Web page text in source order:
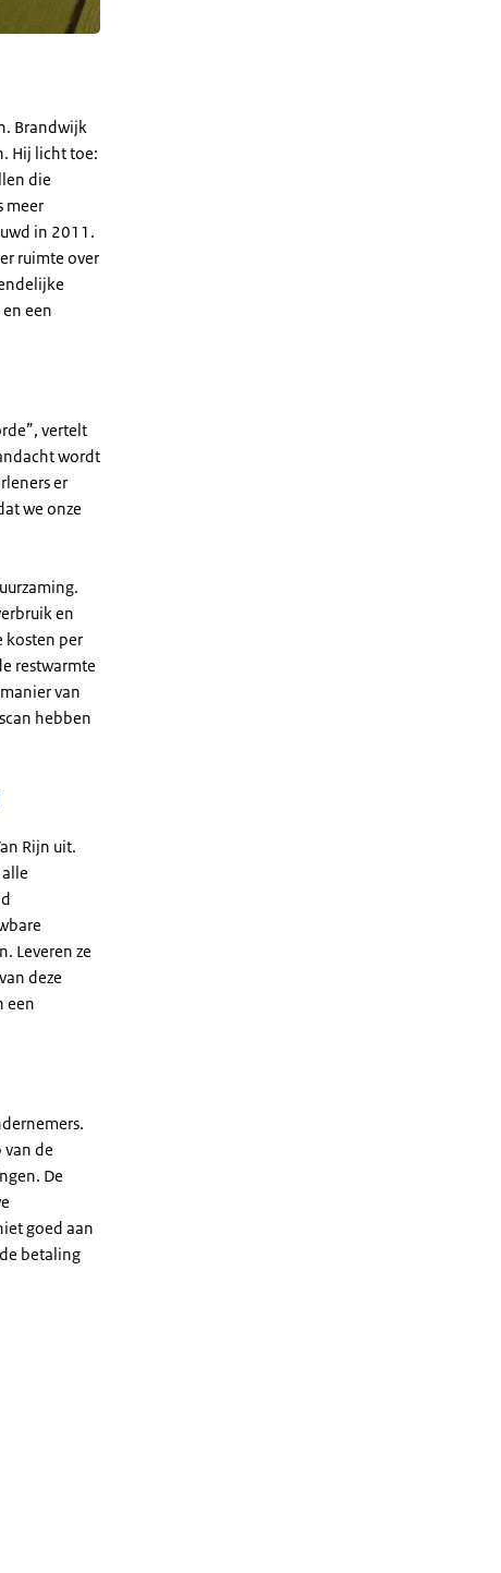
Brandwijk
Hij licht toe:
die
meer
in 2011.
ruimte over
een
vertelt
wordt
er
we onze
en
kosten per
restwarmte
van
hebben
Rijn uit.
Leveren ze
deze
een
de
De
goed aan
betaling